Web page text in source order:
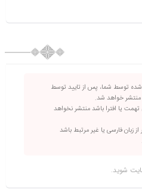
شده توسط شما، پس از تایید توسط
خواهد شد.
یا افترا باشد منتشر نخواهد
زبان فارسی یا غیر مرتبط باشد
شوید.